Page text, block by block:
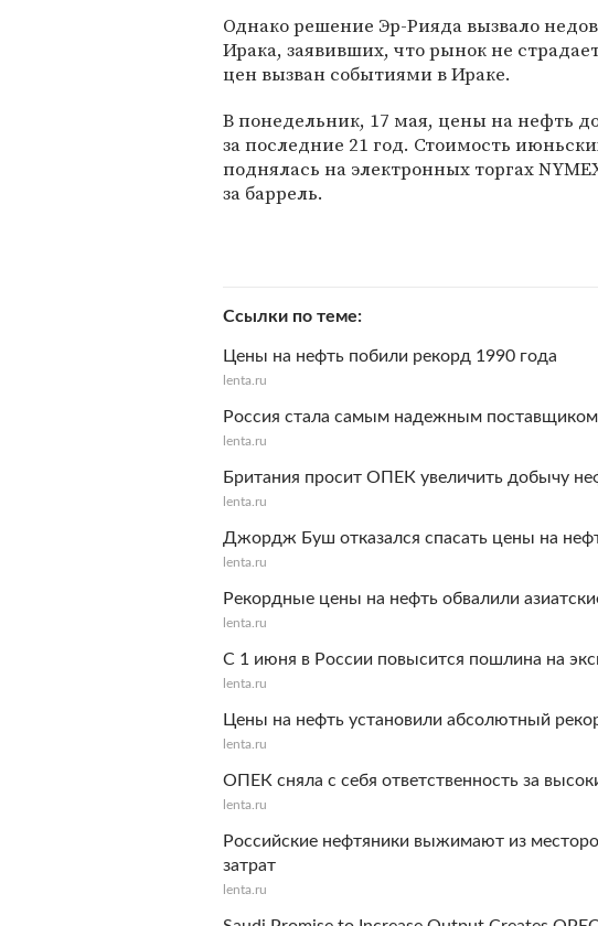
Однако решение Эр-Рияда вызвало
Ирака, заявивших, что рынок не
цен вызван событиями в Ираке.
В понедельник, 17 мая, цены на нефть
за последние 21 год. Стоимость
поднялась на электронных торгах
за баррель.
Ссылки по теме
Цены на нефть побили рекорд 1990 года
lenta.ru
Россия стала самым надежным
lenta.ru
Британия просит ОПЕК увеличить добычу
lenta.ru
Джордж Буш отказался спасать цены на
lenta.ru
Рекордные цены на нефть обвалили
lenta.ru
С 1 июня в России повысится пошлина на
lenta.ru
Цены на нефть установили абсолютный
lenta.ru
ОПЕК сняла с себя ответственность за
lenta.ru
Российские нефтяники выжимают из
затрат
lenta.ru